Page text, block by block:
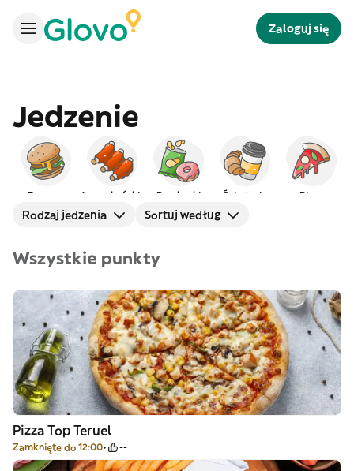
Zaloguj się
Jedzenie
Burgery Amerykańskie Przekąski Śniadanie Pizza
Rodzaj jedzenia Sortuj według
Wszystkie punkty
Pizza Top Teruel
Zamknięte do 12:00 --